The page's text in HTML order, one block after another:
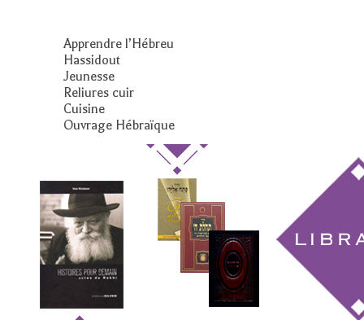
Apprendre l’Hébreu
Hassidout
Jeunesse
Reliures cuir
Cuisine
Ouvrage Hébraïque